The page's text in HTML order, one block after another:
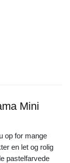
Mini
op for mange
en let og rolig
pastelfarvede